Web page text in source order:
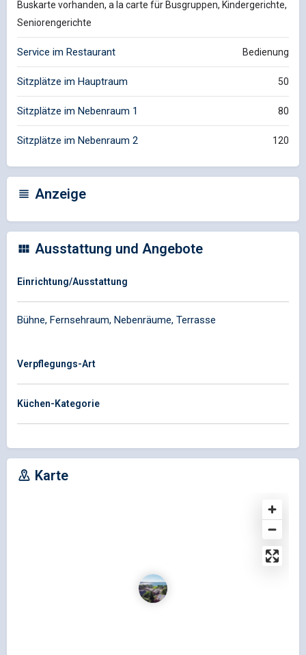
Buskarte vorhanden, a la carte für Busgruppen, Kindergerichte,
Seniorengerichte
Service im Restaurant Bedienung
Sitzplätze im Hauptraum 50
Sitzplätze im Nebenraum 1 80
Sitzplätze im Nebenraum 2 120
Anzeige
Ausstattung und Angebote
Einrichtung/Ausstattung
Bühne, Fernsehraum, Nebenräume, Terrasse
Verpflegungs-Art
Küchen-Kategorie
Karte